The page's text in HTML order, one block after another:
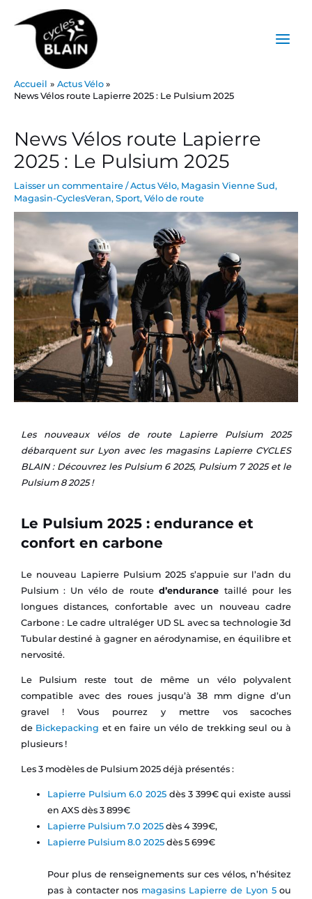
contenu
Menu
Accueil
Actus Vélo
News Vélos route Lapierre 2025 : Le Pulsium 2025
News Vélos route Lapierre
2025 : Le Pulsium 2025
Laisser un commentaire /Actus Vélo, Magasin Vienne Sud,
Magasin-CyclesVeran, Sport, Vélo de route
Les nouveaux vélos de route Lapierre Pulsium 2025
débarquent sur Lyon avec les magasins Lapierre CYCLES
BLAIN : Découvrez les Pulsium 6 2025, Pulsium 7 2025 et le
Pulsium 8 2025 !
Le Pulsium 2025 : endurance et
confort en carbone
Le nouveau Lapierre Pulsium 2025 s’appuie sur l’adn du
Pulsium : Un vélo de route d’endurance taillé pour les
longues distances, confortable avec un nouveau cadre
Carbone : Le cadre ultraléger UD SL avec sa technologie 3d
Tubular destiné à gagner en aérodynamise, en équilibre et
nervosité.
Le Pulsium reste tout de même un vélo polyvalent
compatible avec des roues jusqu’à 38 mm digne d’un
gravel ! Vous pourrez y mettre vos sacoches
de Bickepacking et en faire un vélo de trekking seul ou à
plusieurs !
Les 3 modèles de Pulsium 2025 déjà présentés :
Lapierre Pulsium 6.0 2025dès 3 399€ qui existe aussi
en AXS dès 3 899€
Lapierre Pulsium 7.0 2025dès 4 399€,
Lapierre Pulsium 8.0 2025dès 5 699€
Pour plus de renseignements sur ces vélos, n’hésitez
pas à contacter nos magasins Lapierre de Lyon 5ou